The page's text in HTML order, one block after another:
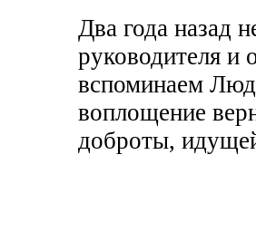
Два года назад
руководителя и
вспоминаем
воплощение
доброты,